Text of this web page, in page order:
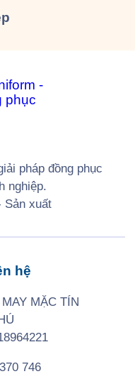
pháp đồng phục
nghiệp.
Sản xuất
hệ
MẶC TÍN
746